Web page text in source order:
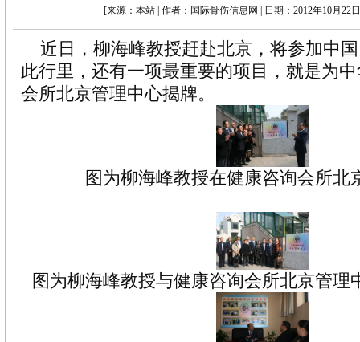
[来源：本站 | 作者：国际骨伤信息网 | 日期：2012年10月22
近日，柳海峰教授赶赴北京，将参加中
此行里，还有一项最重要的项目，就是为
会所北京管理中心揭牌。
图为柳海峰教授在健康咨询会所北
图为柳海峰教授与健康咨询会所北京管理